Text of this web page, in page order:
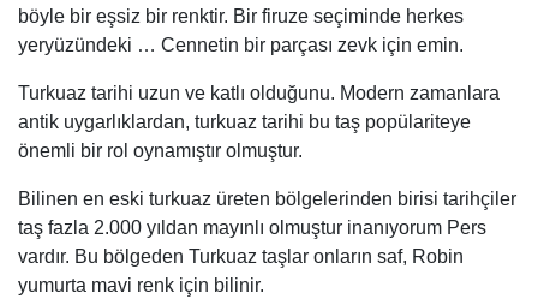
böyle bir eşsiz bir renktir. Bir firuze seçiminde herkes
yeryüzündeki … Cennetin bir parçası zevk için emin.
Turkuaz tarihi uzun ve katlı olduğunu. Modern zamanlara
antik uygarlıklardan, turkuaz tarihi bu taş popülariteye
önemli bir rol oynamıştır olmuştur.
Bilinen en eski turkuaz üreten bölgelerinden birisi tarihçiler
taş fazla 2.000 yıldan mayınlı olmuştur inanıyorum Pers
vardır. Bu bölgeden Turkuaz taşlar onların saf, Robin
yumurta mavi renk için bilinir.